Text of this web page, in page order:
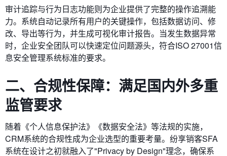
​​审计追踪与行为日志​​功能则为企业提供了完整的操作追溯能
力。系统自动记录所有用户的关键操作，包括数据访问、修
改、导出等行为，并生成可视化审计报告。当发生数据异常
时，企业安全团队可以快速定位问题源头，符合ISO 27001信
息安全管理系统标准的要求。
二、合规性保障：满足国内外多重
监管要求
随着《个人信息保护法》《数据安全法》等法规的实施，
CRM系统的合规性成为企业选型的重要考量。纷享销客SFA
系统在设计之初就融入了"Privacy by Design"理念，确保系